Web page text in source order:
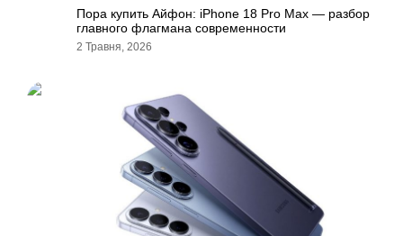
Пора купить Айфон: iPhone 18 Pro Max — разбор
главного флагмана современности
2 Травня, 2026